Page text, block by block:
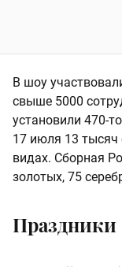
В шоу
свыше 5000
установили
17 июля 13 тысяч
видах. Сборная
золотых, 75
Праздники